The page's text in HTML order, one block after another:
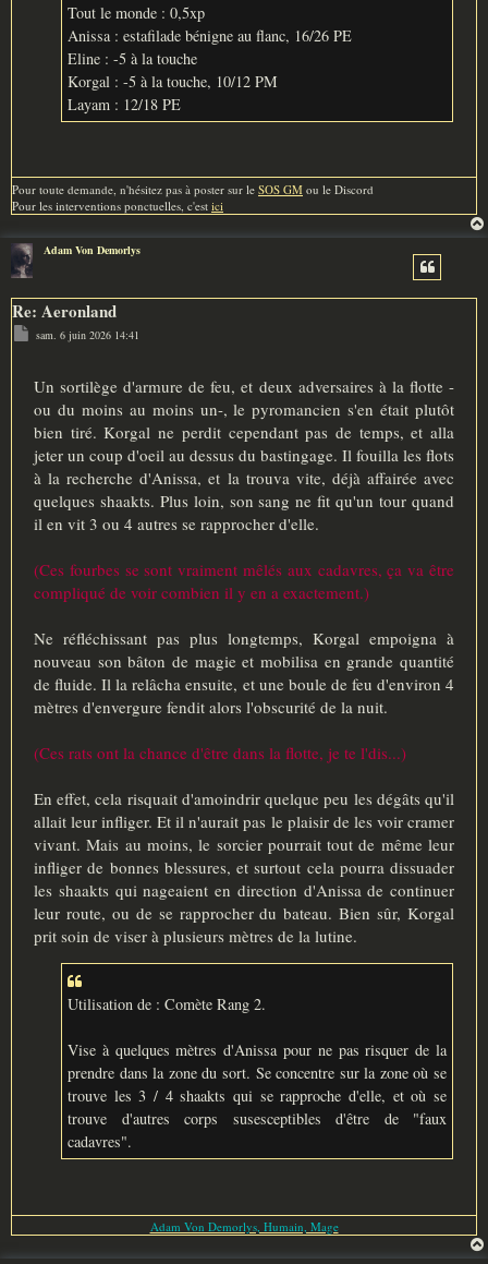
Tout le monde : 0,5xp
Anissa : estafilade bénigne au flanc, 16/26 PE
Eline : -5 à la touche
Korgal : -5 à la touche, 10/12 PM
Layam : 12/18 PE
Pour toute demande, n'hésitez pas à poster sur le SOS GM ou le Discord
Pour les interventions ponctuelles, c'est ici
Adam Von Demorlys
Re: Aeronland
M
e
a
g
e
sam. 6 juin 2026 14:41
Un sortilège d'armure de feu, et deux adversaires à la flotte -
ou du moins au moins un-, le pyromancien s'en était plutôt
bien tiré. Korgal ne perdit cependant pas de temps, et alla
jeter un coup d'oeil au dessus du bastingage. Il fouilla les flots
à la recherche d'Anissa, et la trouva vite, déjà affairée avec
quelques shaakts. Plus loin, son sang ne fit qu'un tour quand
il en vit 3 ou 4 autres se rapprocher d'elle.
(Ces fourbes se sont vraiment mêlés aux cadavres, ça va être
compliqué de voir combien il y en a exactement.)
Ne réfléchissant pas plus longtemps, Korgal empoigna à
nouveau son bâton de magie et mobilisa en grande quantité
de fluide. Il la relâcha ensuite, et une boule de feu d'environ 4
mètres d'envergure fendit alors l'obscurité de la nuit.
(Ces rats ont la chance d'être dans la flotte, je te l'dis...)
En effet, cela risquait d'amoindrir quelque peu les dégâts qu'il
allait leur infliger. Et il n'aurait pas le plaisir de les voir cramer
vivant. Mais au moins, le sorcier pourrait tout de même leur
infliger de bonnes blessures, et surtout cela pourra dissuader
les shaakts qui nageaient en direction d'Anissa de continuer
leur route, ou de se rapprocher du bateau. Bien sûr, Korgal
prit soin de viser à plusieurs mètres de la lutine.
Utilisation de : Comète Rang 2.
Vise à quelques mètres d'Anissa pour ne pas risquer de la
prendre dans la zone du sort. Se concentre sur la zone où se
trouve les 3 / 4 shaakts qui se rapproche d'elle, et où se
trouve d'autres corps susesceptibles d'être de "faux
cadavres".
Adam Von Demorlys, Humain, Mage